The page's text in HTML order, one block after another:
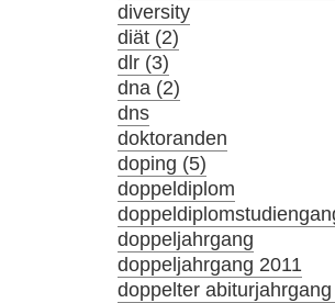
diversity
diät (2)
dlr (3)
dna (2)
dns
doktoranden
doping (5)
doppeldiplom
doppeljahrgang
doppeljahrgang 2011
doppelter